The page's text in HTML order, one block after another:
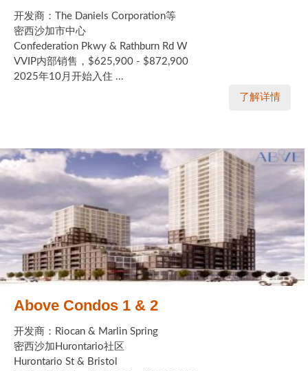
开发商：The Daniels Corporation等
密西沙加市中心
Confederation Pkwy & Rathburn Rd W
VVIP内部销售，$625,900 - $872,900
2025年10月开始入住 ...
了解详情
Above Condos 1 & 2
开发商：Riocan & Marlin Spring
密西沙加Hurontario社区
Hurontario St & Bristol